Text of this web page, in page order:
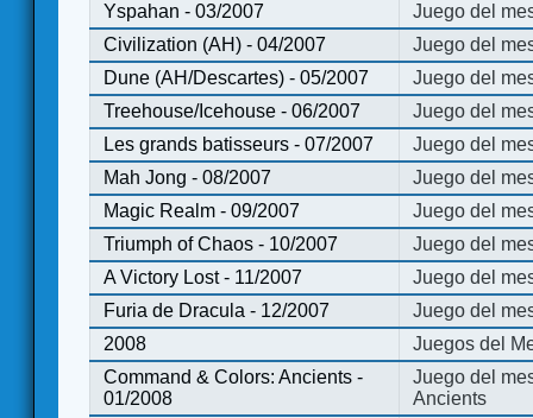
Yspahan - 03/2007
Juego del
Civilization (AH) - 04/2007
Juego del
Dune (AH/Descartes) - 05/2007
Juego del
Treehouse/Icehouse - 06/2007
Juego del
Les grands batisseurs - 07/2007
Juego del
Mah Jong - 08/2007
Juego del
Magic Realm - 09/2007
Juego del
Triumph of Chaos - 10/2007
Juego del
A Victory Lost - 11/2007
Juego del
Furia de Dracula - 12/2007
Juego del
2008
Juegos del
Command & Colors: Ancients -
01/2008
Juego del
Ancients